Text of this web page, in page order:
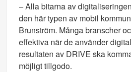
– Alla bitarna av
den här typen av mobil
Brunström. Många branscher
effektiva när de använder
resultaten av DRIVE ska
möjligt tillgodo.